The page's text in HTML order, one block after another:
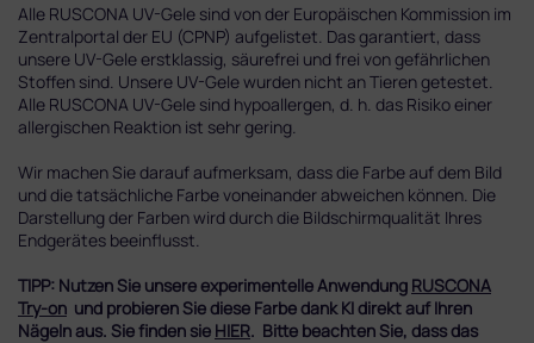
Alle RUSCONA UV-Gele sind von der Europäischen Kommission im
Zentralportal der EU (CPNP) aufgelistet. Das garantiert, dass
unsere UV-Gele erstklassig, säurefrei und frei von gefährlichen
Stoffen sind. Unsere UV-Gele wurden nicht an Tieren getestet.
Alle RUSCONA UV-Gele sind hypoallergen, d. h. das Risiko einer
allergischen Reaktion ist sehr gering.
Wir machen Sie darauf aufmerksam, dass die Farbe auf dem Bild
und die tatsächliche Farbe voneinander abweichen können. Die
Darstellung der Farben wird durch die Bildschirmqualität Ihres
Endgerätes beeinflusst.
TIPP: Nutzen Sie unsere experimentelle Anwendung RUSCONA
Try-on und probieren Sie diese Farbe dank KI direkt auf Ihren
Nägeln aus. Sie finden sie HIER. Bitte beachten Sie, dass das